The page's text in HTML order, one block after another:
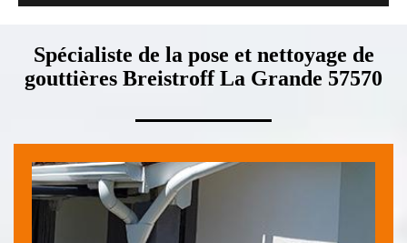
Spécialiste de la pose et nettoyage de
gouttières Breistroff La Grande 57570